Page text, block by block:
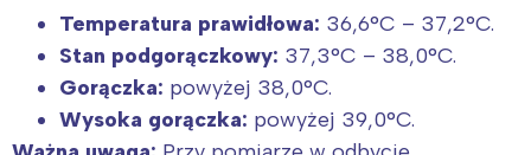
Temperatura prawidłowa: 36,6°C – 37,2°C.
Stan podgorączkowy: 37,3°C – 38,0°C.
Gorączka: powyżej 38,0°C.
Wysoka gorączka: powyżej 39,0°C.